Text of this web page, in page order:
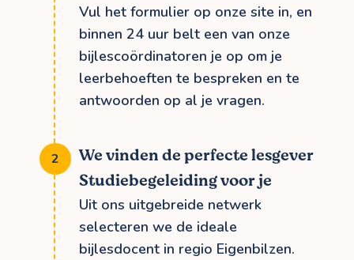
Vul het formulier op onze site in, en
binnen 24 uur belt een van onze
bijlescoördinatoren je op om je
leerbehoeften te bespreken en te
antwoorden op al je vragen.
We vinden de perfecte lesgever
Studiebegeleiding voor je
Uit ons uitgebreide netwerk
selecteren we de ideale
bijlesdocent in regio Eigenbilzen.